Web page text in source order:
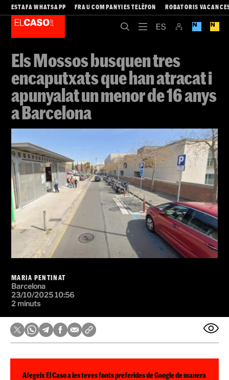
ESTAFA WHATSAPP FRAU COMPANYIES TELÈFON ROBATORIS
Els Mossos busquen tres
encaputxats que han atracat i
apunyalat un menor de 16 anys
a Barcelona
MARIA PENTINAT
Barcelona
23/10/2025 10:56
2 minuts
Afegeix El Caso a les teves fonts preferides de Google de manera